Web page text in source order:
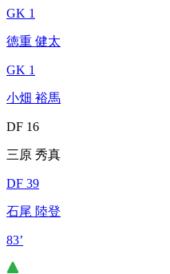
GK 1
徳重 健太
GK 1
小畑 裕馬
DF 16
三原 秀真
DF 39
石尾 陸登
83’